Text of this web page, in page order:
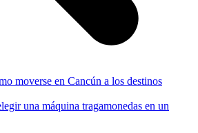
moverse en Cancún a los destinos
una máquina tragamonedas en un